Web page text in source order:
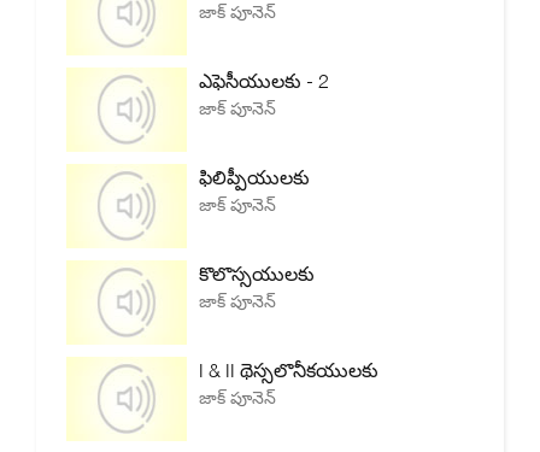
జాక్ పూనెన్
ఎఫెసీయులకు - 2
జాక్ పూనెన్
ఫిలిప్పీయులకు
జాక్ పూనెన్
కొలొస్సయులకు
జాక్ పూనెన్
I & II థెస్సలొనీకయులకు
జాక్ పూనెన్